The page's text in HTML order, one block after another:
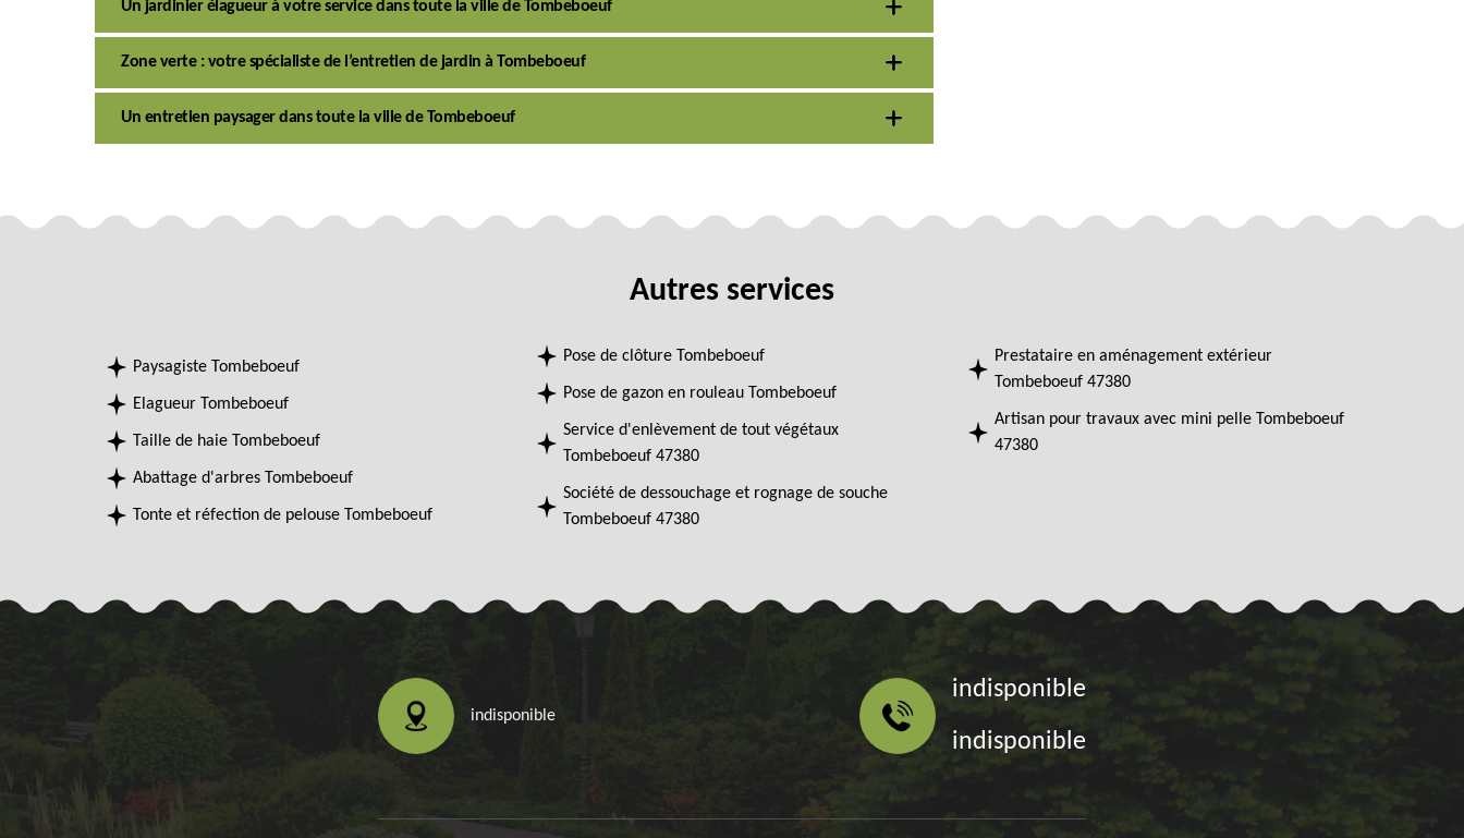
Un jardinier élagueur à votre service dans toute la ville de Tombeboeuf
Zone verte : votre spécialiste de l’entretien de jardin à Tombeboeuf
Un entretien paysager dans toute la ville de Tombeboeuf
Autres services
Paysagiste Tombeboeuf
Elagueur Tombeboeuf
Taille de haie Tombeboeuf
Abattage d'arbres Tombeboeuf
Tonte et réfection de pelouse Tombeboeuf
Pose de clôture Tombeboeuf
Pose de gazon en rouleau Tombeboeuf
Service d'enlèvement de tout végétaux
Tombeboeuf 47380
Société de dessouchage et rognage de souche
Tombeboeuf 47380
Prestataire en aménagement extérieur
Tombeboeuf 47380
Artisan pour travaux avec mini pelle Tombeboeuf
47380
indisponible
indisponible
indisponible